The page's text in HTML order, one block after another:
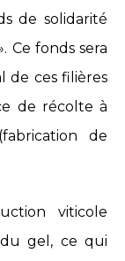
de solidarité
Ce fonds sera
de ces filières
de récolte à
de
viticole
gel, ce qui